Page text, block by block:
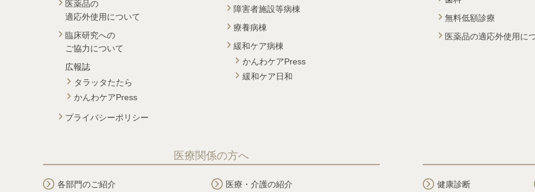
医薬品の
適応外使用について
臨床研究への
ご協力について
広報誌
タラッタたたら
かんわケアPress
プライバシーポリシー
障害者施設等病棟
療養病棟
緩和ケア病棟
かんわケアPress
緩和ケア日和
無料低額診療
医薬品の適応外使用に
医療関係の方へ
各部門のご紹介
医療・介護の紹介
健康診断